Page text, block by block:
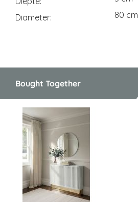
Diameter
80 cm
Bought Together